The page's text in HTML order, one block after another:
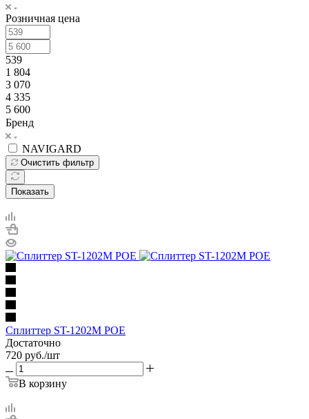
Розничная цена
539
1 804
3 070
4 335
5 600
Бренд
NAVIGARD
Очистить фильтр
Показать
Cплиттер ST-1202M POE
Достаточно
720 руб./шт
В корзину